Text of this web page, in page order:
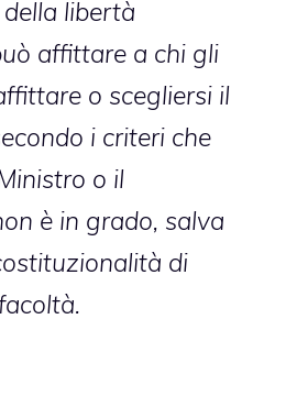
libertà
affittare a chi gli
o scegliersi il
i criteri che
o il
è in grado, salva
di